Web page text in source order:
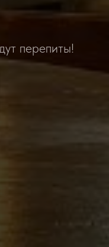
перепиты!